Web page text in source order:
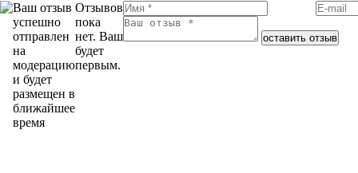
Ваш отзыв
успешно
отправлен
на
модерацию
и будет
размещен в
ближайшее
время
Отзывов
пока
нет. Ваш
будет
первым.
оставить отзыв